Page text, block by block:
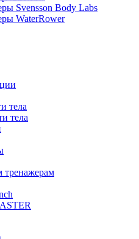
Svensson Body Labs
WaterRower
тела
тела
тренажерам